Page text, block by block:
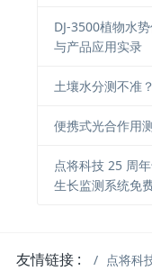
DJ-3500植物水
与产品应用实录
土壤水分测不准
便携式光合作用
点将科技 25 周
生长监测系统免
友情链接 : 点将科